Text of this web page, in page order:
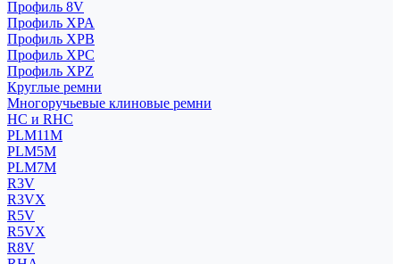
Профиль 8V
Профиль XPA
Профиль XPB
Профиль XPC
Профиль XPZ
Круглые ремни
Многоручьевые клиновые ремни
HC и RHC
PLM11M
PLM5M
PLM7M
R3V
R3VX
R5V
R5VX
R8V